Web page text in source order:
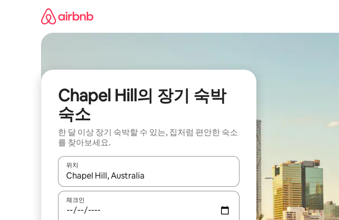
Chapel Hill의 장기 숙박
숙소
한 달 이상 장기 숙박할 수 있는, 집처럼 편안한 숙소
를 찾아보세요.
위치
결과가 나오면 위·아래 화살표 키를 사용하거나 터치 또는 스와이프 동작으로 탐색하세요.
체크인